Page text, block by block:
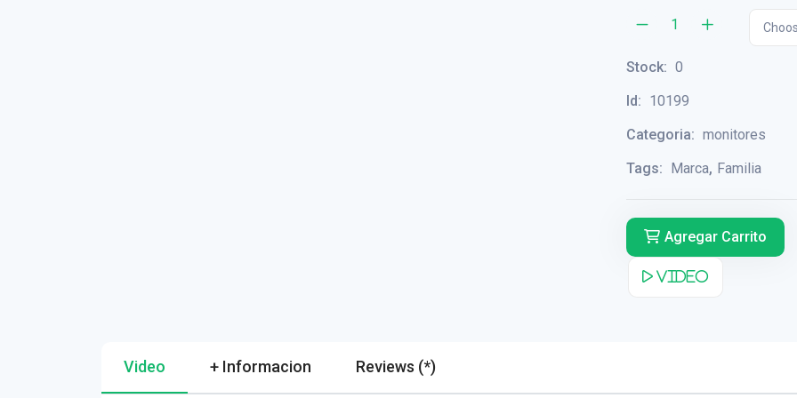
Stock: 0
Id: 10199
Categoria: monitores
Tags: Marca, Familia
Agregar Carrito
Video
Video + Informacion Reviews (*)